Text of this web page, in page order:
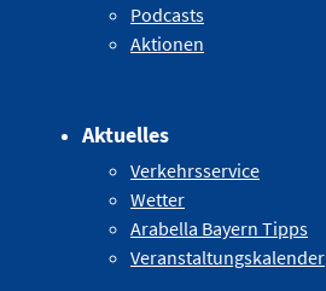
Podcasts
Aktionen
Aktuelles
Verkehrsservice
Wetter
Arabella Bayern Tipps
Veranstaltungskalender